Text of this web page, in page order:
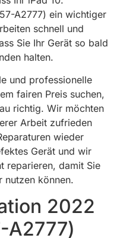
A2777) ein wichtiger
schnell und
Sie Ihr Gerät so bald
halten.
und professionelle
fairen Preis suchen,
richtig. Wir möchten
Arbeit zufrieden
wieder
Gerät und wir
reparieren, damit Sie
nutzen können.
2022
A2777)